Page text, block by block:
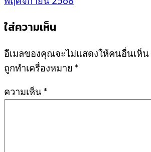
ใส่ความเห็น
อีเมลของคุณจะไม่แสดงให้คนอื่นเห็น
ถูกทำเครื่องหมาย *
ความเห็น *